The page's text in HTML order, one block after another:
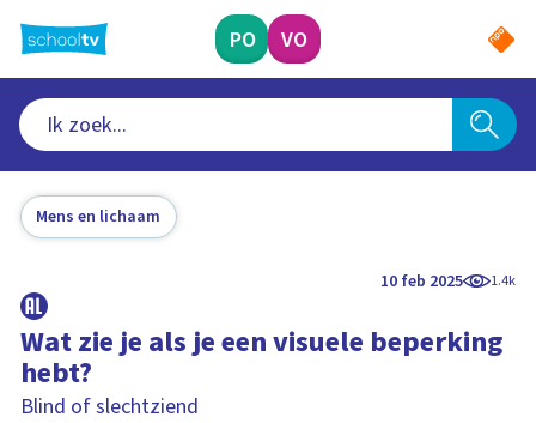
naar
hoofdinhoud
PO VO
Mens en lichaam
10 feb 2025 1.4k
Wat zie je als je een visuele beperking
hebt?
Blind of slechtziend